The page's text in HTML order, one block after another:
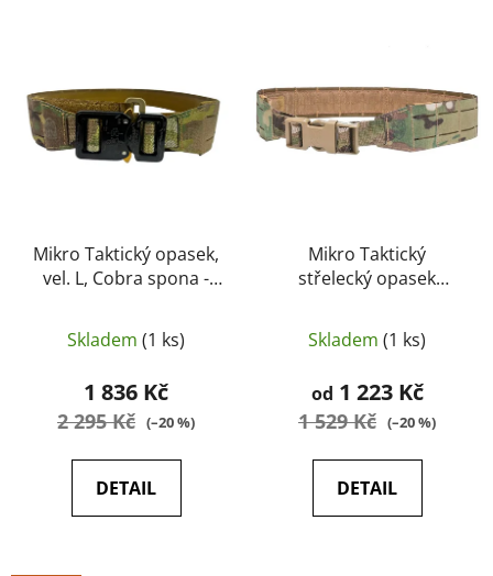
Mikro Taktický opasek,
vel. L, Cobra spona -
Skladem (1 ks)
1 836 Kč
2 295 Kč (–20 %)
DETAIL
Mikro Taktický
střelecký opasek
spona - New River
Skladem (1 ks)
od 1 223 Kč
1 529 Kč (–20 %)
DETAIL